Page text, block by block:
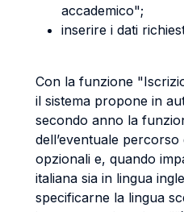
accademico";
inserire i dati
Con la funzione
il sistema propone in
secondo anno la
dell’eventuale
opzionali e, quando
italiana sia in lingua
specificarne la lingua